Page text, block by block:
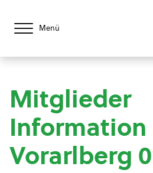
Menü
Mitglieder
Information
Vorarlberg